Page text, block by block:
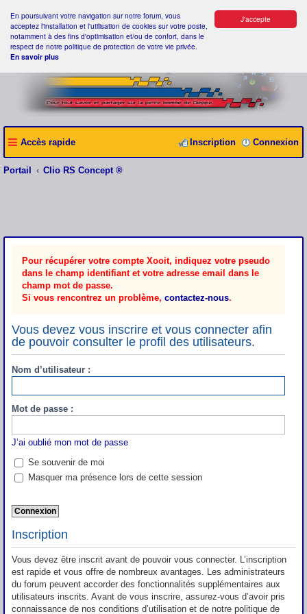
J'accepte
En poursuivant votre navigation sur notre forum, vous
acceptez l'installation et l'utilisation de cookies sur votre poste,
notamment à des fins d'optimisation et/ou de confort, dans le
respect de notre politique de protection de votre vie privée.
En savoir plus
Accès rapide Connexion
Inscription
Portail Clio RS Concept ®
Pour récupérer votre compte Xooit, indiquez votre pseudo
dans le champ identifiant et votre adresse email dans le
champ mot de passe.
Si vous rencontrez un problème, contactez-nous.
Vous devez vous inscrire et vous connecter afin
de pouvoir consulter le profil des utilisateurs.
Nom d’utilisateur :
Mot de passe :
J’ai oublié mon mot de passe
Se souvenir de moi
Masquer ma présence lors de cette session
Inscription
Vous devez être inscrit avant de pouvoir vous connecter. L’inscription
est rapide et vous offre de nombreux avantages. Les administrateurs
du forum peuvent accorder des fonctionnalités supplémentaires aux
utilisateurs inscrits. Avant de vous inscrire, assurez-vous d’avoir pris
connaissance de nos conditions d’utilisation et de notre politique de